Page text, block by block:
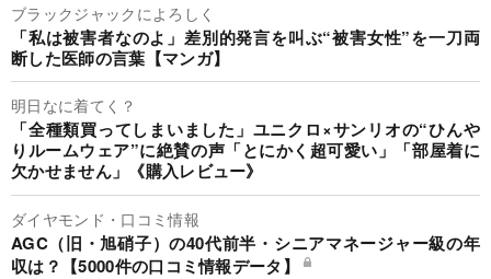
ブラックジャックによろしく
「私は被害者なのよ」差別的発言を叫ぶ“被害女性”を一刀両
断した医師の言葉【マンガ】
明日なに着てく？
「全種類買ってしまいました」ユニクロ×サンリオの“ひんや
りルームウェア”に絶賛の声「とにかく超可愛い」「部屋着に
欠かせません」《購入レビュー》
ダイヤモンド・口コミ情報
AGC（旧・旭硝子）の40代前半・シニアマネージャー級の年
収は？【5000件の口コミ情報データ】